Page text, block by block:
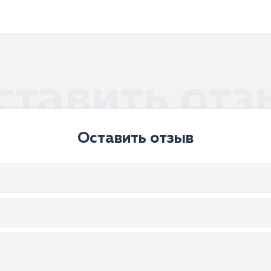
Оставить отзыв